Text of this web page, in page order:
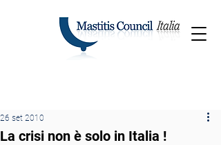
La crisi non è solo in Italia !
26 set 2010